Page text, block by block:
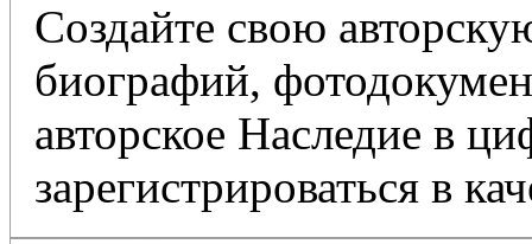
Создайте свою
биографий,
авторское Наследие в
зарегистрироваться в